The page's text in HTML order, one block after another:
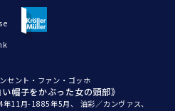
セント・ファン・ゴッホ
い帽子をかぶった女の頭部》
年11月-1885年5月、
油彩／カンヴァス、